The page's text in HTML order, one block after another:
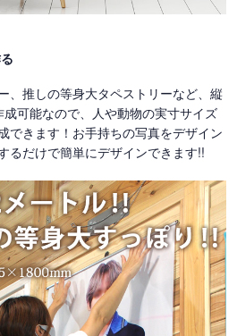
、推しの等身大タペストリーなど、縦
可能なので、人や動物の実寸サイズ
できます！お手持ちの写真をデザイン
るだけで簡単にデザインできます!!